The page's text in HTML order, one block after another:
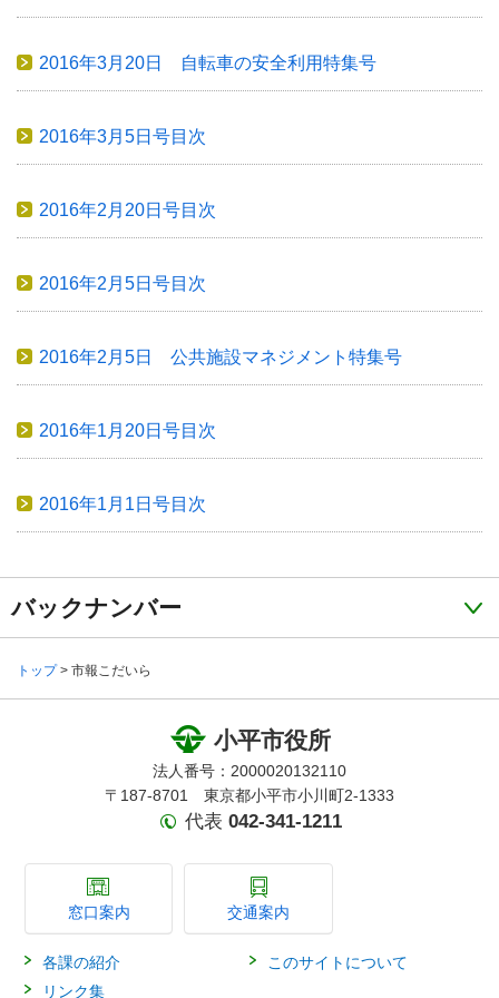
2016年3月20日 自転車の安全利用特集号
2016年3月5日号目次
2016年2月20日号目次
2016年2月5日号目次
2016年2月5日 公共施設マネジメント特集号
2016年1月20日号目次
2016年1月1日号目次
バックナンバー
トップ> 市報こだいら
小平市役所
法人番号：2000020132110
〒187-8701 東京都小平市小川町2-1333
代表 042-341-1211
窓口案内 交通案内
各課の紹介
このサイトについて
リンク集